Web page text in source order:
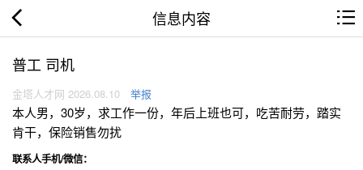
信息内容
普工 司机
金塔人才网 2026.08.10 举报
本人男，30岁，求工作一份，年后上班也可，吃苦耐劳，踏实
肯干，保险销售勿扰
联系人手机/微信：